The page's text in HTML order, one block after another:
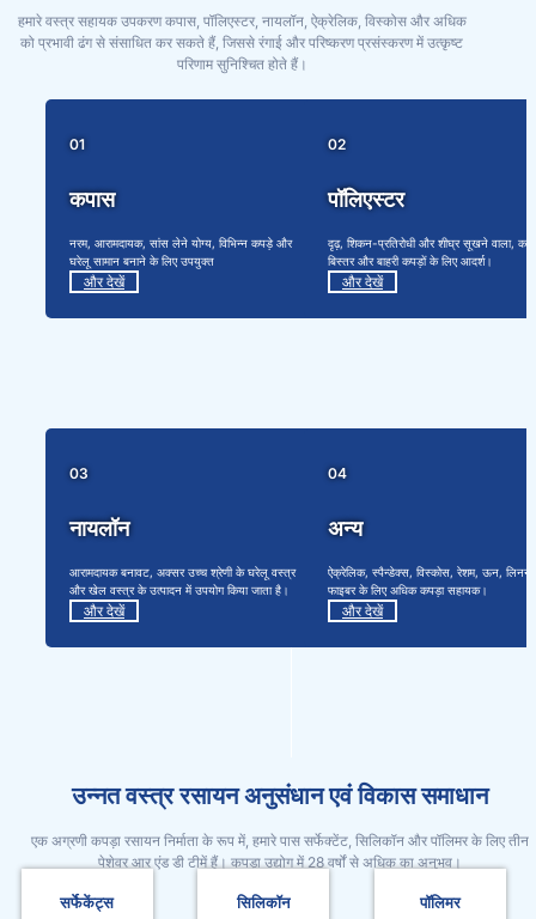
हमारे वस्त्र सहायक उपकरण कपास, पॉलिएस्टर, नायलॉन, ऐक्रेलिक, विस्कोस और अधिक
को प्रभावी ढंग से संसाधित कर सकते हैं, जिससे रंगाई और परिष्करण प्रसंस्करण में उत्कृष्ट
परिणाम सुनिश्चित होते हैं।
01
कपास
नरम, आरामदायक, सांस लेने योग्य, विभिन्न कपड़े और
घरेलू सामान बनाने के लिए उपयुक्त
और देखें
02
पॉलिएस्टर
दृढ़, शिकन-प्रतिरोधी और शीघ्र सूखने वाला,
बिस्तर और बाहरी कपड़ों के लिए आदर्श।
और देखें
03
नायलॉन
आरामदायक बनावट, अक्सर उच्च श्रेणी के घरेलू वस्त्र
और खेल वस्त्र के उत्पादन में उपयोग किया जाता है।
और देखें
04
अन्य
ऐक्रेलिक, स्पैन्डेक्स, विस्कोस, रेशम, ऊन,
फाइबर के लिए अधिक कपड़ा सहायक।
और देखें
उन्नत वस्त्र रसायन अनुसंधान एवं विकास समाधान
एक अग्रणी कपड़ा रसायन निर्माता के रूप में, हमारे पास सर्फेक्टेंट, सिलिकॉन और पॉलिमर के लिए तीन
पेशेवर आर एंड डी टीमें हैं। कपड़ा उद्योग में 28 वर्षों से अधिक का अनुभव।
सर्फेकेंट्स सिलिकॉन पॉलिमर